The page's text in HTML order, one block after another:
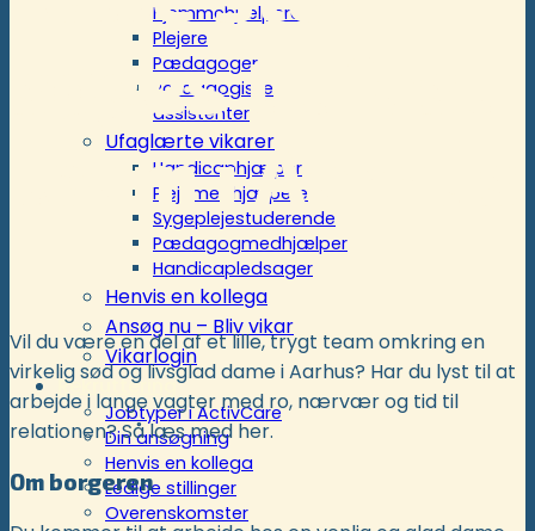
Hjemmehjælpere
Plejere
Pædagoger
Pædagogiske
assistenter
Ufaglærte vikarer
Handicaphjælper
Plejemedhjælpere
Sygeplejestuderende
Pædagogmedhjælper
Handicapledsager
Henvis en kollega
Ansøg nu – Bliv vikar
Vikarlogin
Rekruttering
Jobtyper i ActivCare
Din ansøgning
Henvis en kollega
Ledige stillinger
Overenskomster
søges til fast
team i Aarhus
Vil du være en del af et lille, trygt team omkring en
virkelig sød og livsglad dame i Aarhus? Har du lyst til at
arbejde i lange vagter med ro, nærvær og tid til
relationen? Så læs med her.
Om borgeren